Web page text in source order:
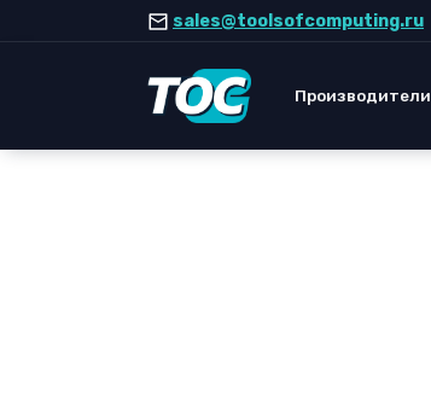
к
sales@toolsofcomputing.ru
Производители